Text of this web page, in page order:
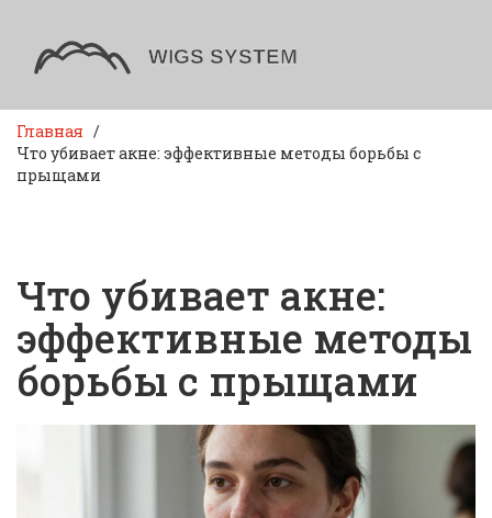
Главная
Что убивает акне: эффективные методы борьбы с
прыщами
Что убивает акне:
эффективные методы
борьбы с прыщами